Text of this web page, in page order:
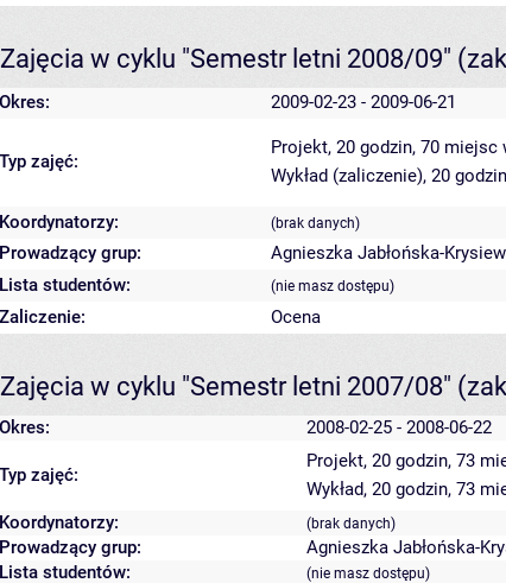
Zajęcia w cyklu "Semestr letni 2008/09"
Okres: 2009-02-23 - 2009-06-21
Typ zajęć:
Projekt, 20 godzin, 70 miejsc
Wykład (zaliczenie), 20
Koordynatorzy: (brak danych)
Prowadzący grup:
Agnieszka Jabłońska-
Lista studentów:
(nie masz dostępu)
Zaliczenie: Ocena
Zajęcia w cyklu "Semestr letni 2007/08"
Okres: 2008-02-25 - 2008-06-22
Typ zajęć:
Projekt, 20 godzin, 73
Wykład, 20 godzin, 73
Koordynatorzy:
(brak danych)
Prowadzący grup:
Agnieszka Jabłońska-
Lista studentów:
(nie masz dostępu)